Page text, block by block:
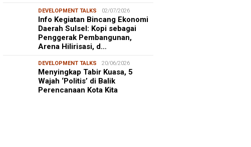
DEVELOPMENT TALKS 02/07/2026
Info Kegiatan Bincang Ekonomi
Daerah Sulsel: Kopi sebagai
Penggerak Pembangunan,
Arena Hilirisasi, d…
DEVELOPMENT TALKS 20/06/2026
Menyingkap Tabir Kuasa, 5
Wajah ‘Politis’ di Balik
Perencanaan Kota Kita